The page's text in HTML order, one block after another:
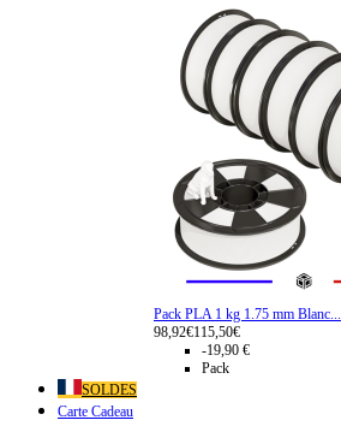
Pack PLA 1 kg 1.75 mm Blanc...
98,92€115,50€
-19,90 €
Pack
SOLDES
Carte Cadeau